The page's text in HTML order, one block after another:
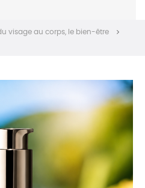
: du visage au corps, le bien-être